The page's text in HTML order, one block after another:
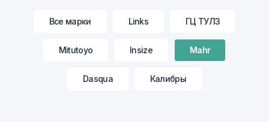
Все марки Links ГЦ ТУЛЗ
Mitutoyo Insize Mahr
Dasqua Калибры